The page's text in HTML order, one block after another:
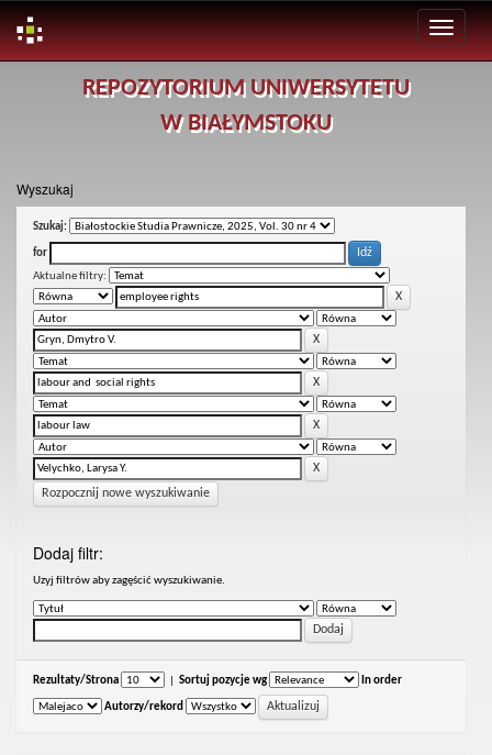
REPOZYTORIUM UNIWERSYTETU
W BIAŁYMSTOKU
Wyszukaj
Szukaj:
for
Aktualne filtry:
Rozpocznij nowe wyszukiwanie
Dodaj filtr:
Uzyj filtrów aby zagęścić wyszukiwanie.
Rezultaty/Strona Sortuj pozycje wg In order
Autorzy/rekord